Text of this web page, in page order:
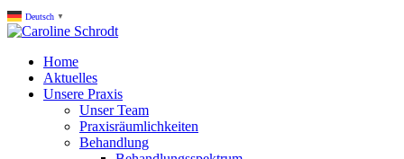
Deutsch ▼
Home
Aktuelles
Unsere Praxis
Unser Team
Praxisräumlichkeiten
Behandlung